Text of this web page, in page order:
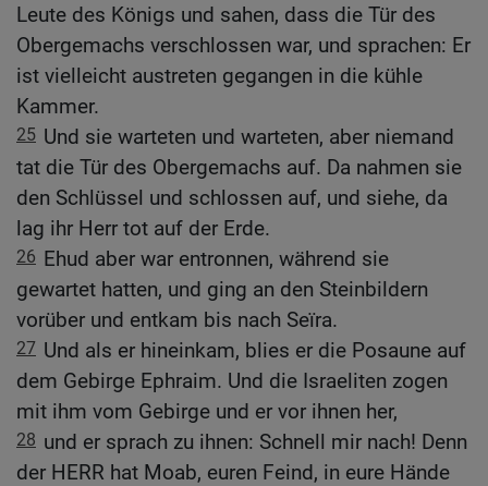
Leute des Königs und sahen, dass die Tür des
Obergemachs verschlossen war, und sprachen: Er
ist vielleicht austreten gegangen in die kühle
Kammer.
25 Und sie warteten und warteten, aber niemand
tat die Tür des Obergemachs auf. Da nahmen sie
den Schlüssel und schlossen auf, und siehe, da
lag ihr Herr tot auf der Erde.
26 Ehud aber war entronnen, während sie
gewartet hatten, und ging an den Steinbildern
vorüber und entkam bis nach Seïra.
27 Und als er hineinkam, blies er die Posaune auf
dem Gebirge Ephraim. Und die Israeliten zogen
mit ihm vom Gebirge und er vor ihnen her,
28 und er sprach zu ihnen: Schnell mir nach! Denn
der HERR hat Moab, euren Feind, in eure Hände